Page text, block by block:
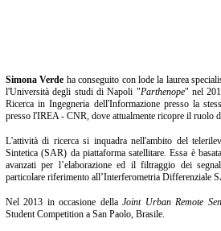
Simona Verde ha conseguito con lode la laurea
l'Università degli studi di Napoli "Parthenope" nel
Ricerca in Ingegneria dell'Informazione presso la
presso l'IREA - CNR, dove attualmente ricopre il ruolo
L'attività di ricerca si inquadra nell'ambito del
Sintetica (SAR) da piattaforma satellitare. Essa è
avanzati per l’elaborazione ed il filtraggio dei
particolare riferimento all’Interferometria Differenziale
Nel 2013 in occasione dellaJoint Urban Remote
Student Competition a San Paolo, Brasile.